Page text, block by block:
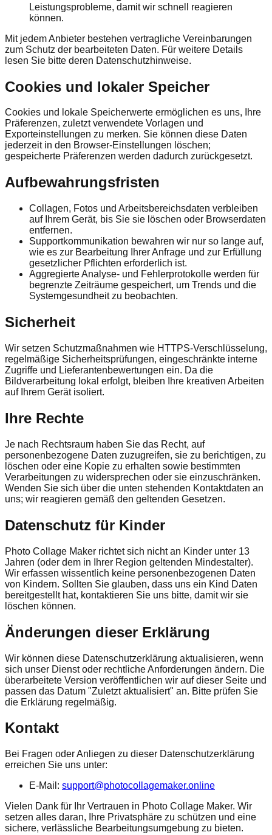
Leistungsprobleme, damit wir schnell reagieren
können.
Mit jedem Anbieter bestehen vertragliche Vereinbarungen
zum Schutz der bearbeiteten Daten. Für weitere Details
lesen Sie bitte deren Datenschutzhinweise.
Cookies und lokaler Speicher
Cookies und lokale Speicherwerte ermöglichen es uns, Ihre
Präferenzen, zuletzt verwendete Vorlagen und
Exporteinstellungen zu merken. Sie können diese Daten
jederzeit in den Browser-Einstellungen löschen;
gespeicherte Präferenzen werden dadurch zurückgesetzt.
Aufbewahrungsfristen
Collagen, Fotos und Arbeitsbereichsdaten verbleiben
auf Ihrem Gerät, bis Sie sie löschen oder Browserdaten
entfernen.
Supportkommunikation bewahren wir nur so lange auf,
wie es zur Bearbeitung Ihrer Anfrage und zur Erfüllung
gesetzlicher Pflichten erforderlich ist.
Aggregierte Analyse- und Fehlerprotokolle werden für
begrenzte Zeiträume gespeichert, um Trends und die
Systemgesundheit zu beobachten.
Sicherheit
Wir setzen Schutzmaßnahmen wie HTTPS-Verschlüsselung,
regelmäßige Sicherheitsprüfungen, eingeschränkte interne
Zugriffe und Lieferantenbewertungen ein. Da die
Bildverarbeitung lokal erfolgt, bleiben Ihre kreativen Arbeiten
auf Ihrem Gerät isoliert.
Ihre Rechte
Je nach Rechtsraum haben Sie das Recht, auf
personenbezogene Daten zuzugreifen, sie zu berichtigen, zu
löschen oder eine Kopie zu erhalten sowie bestimmten
Verarbeitungen zu widersprechen oder sie einzuschränken.
Wenden Sie sich über die unten stehenden Kontaktdaten an
uns; wir reagieren gemäß den geltenden Gesetzen.
Datenschutz für Kinder
Photo Collage Maker richtet sich nicht an Kinder unter 13
Jahren (oder dem in Ihrer Region geltenden Mindestalter).
Wir erfassen wissentlich keine personenbezogenen Daten
von Kindern. Sollten Sie glauben, dass uns ein Kind Daten
bereitgestellt hat, kontaktieren Sie uns bitte, damit wir sie
löschen können.
Änderungen dieser Erklärung
Wir können diese Datenschutzerklärung aktualisieren, wenn
sich unser Dienst oder rechtliche Anforderungen ändern. Die
überarbeitete Version veröffentlichen wir auf dieser Seite und
passen das Datum "Zuletzt aktualisiert" an. Bitte prüfen Sie
die Erklärung regelmäßig.
Kontakt
Bei Fragen oder Anliegen zu dieser Datenschutzerklärung
erreichen Sie uns unter:
E-Mail: support@photocollagemaker.online
Vielen Dank für Ihr Vertrauen in Photo Collage Maker. Wir
setzen alles daran, Ihre Privatsphäre zu schützen und eine
sichere, verlässliche Bearbeitungsumgebung zu bieten.